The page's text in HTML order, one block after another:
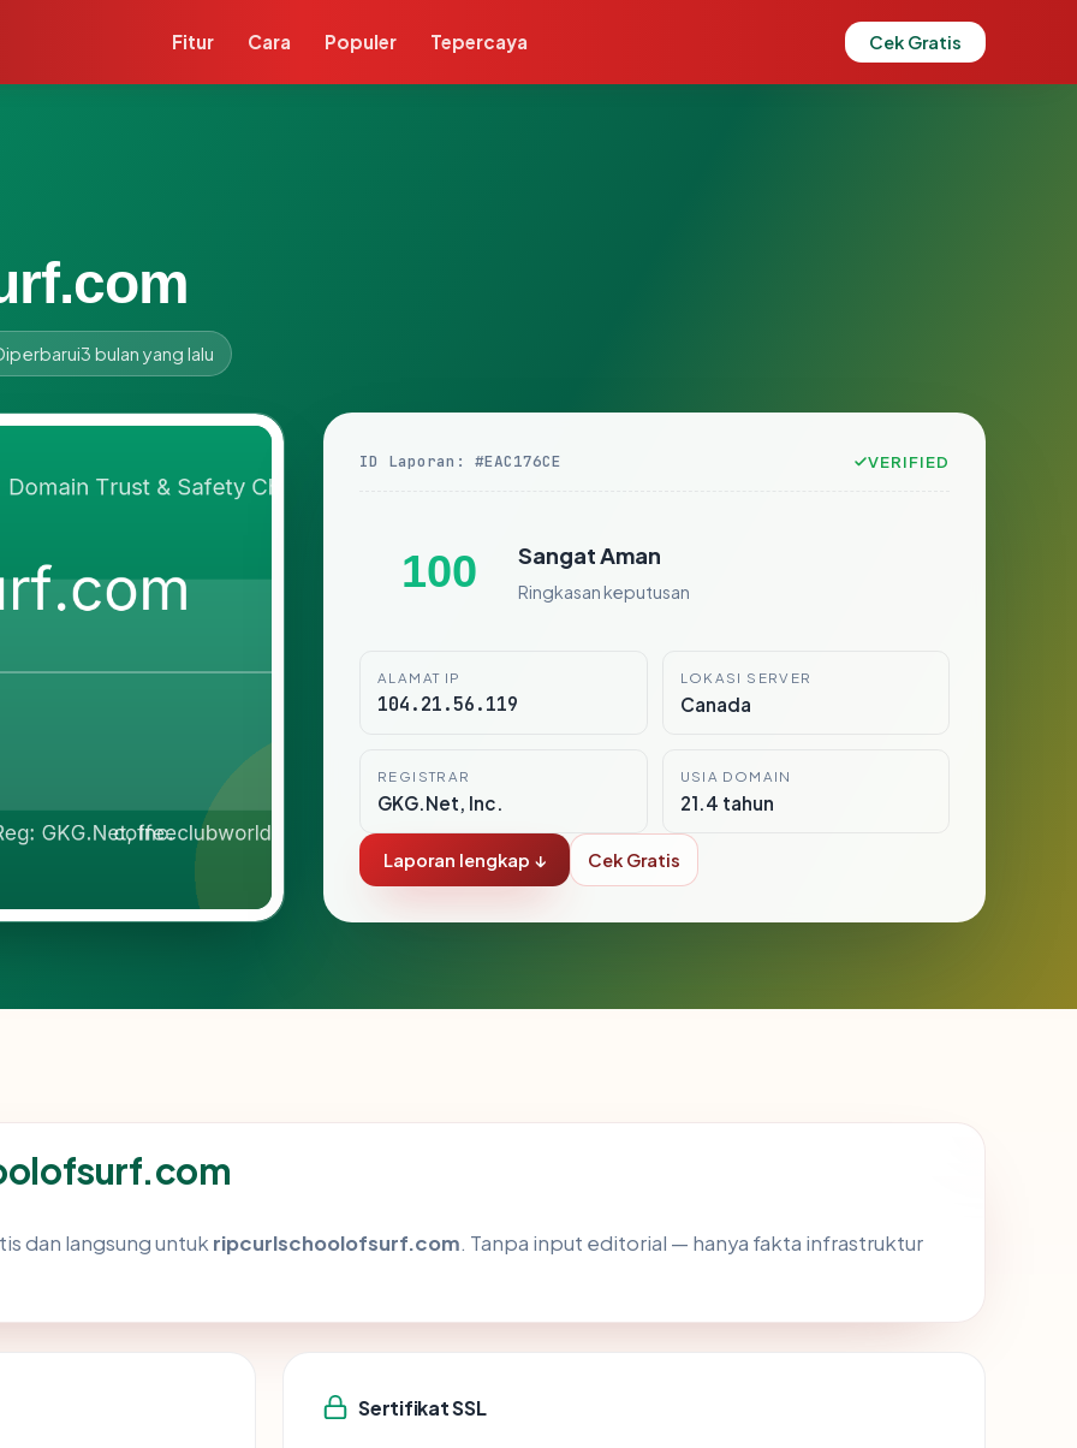
Fitur Cara Populer Tepercaya Cek Gratis
3 bulan yang lalu
ID Laporan: #EAC176CE VERIFIED
100 Sangat Aman
Ringkasan keputusan
ALAMAT IP
104.21.56.119
LOKASI SERVER
Canada
REGISTRAR
GKG.Net, Inc.
USIA DOMAIN
21.4 tahun
Laporan lengkap ↓ Cek Gratis
dan langsung untuk ripcurlschoolofsurf.com. Tanpa input editorial — hanya fakta infrastruktur
Sertifikat SSL